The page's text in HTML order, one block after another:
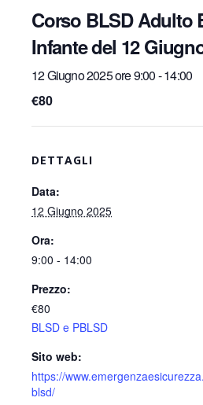
Corso BLSD Adulto
Infante del 12
12 Giugno 2025 ore 9:00-14:00
€80
DETTAGLI
Data:
12 Giugno 2025
Ora:
9:00 - 14:00
Prezzo:
€80
BLSD e PBLSD
Sito web:
https://
blsd/